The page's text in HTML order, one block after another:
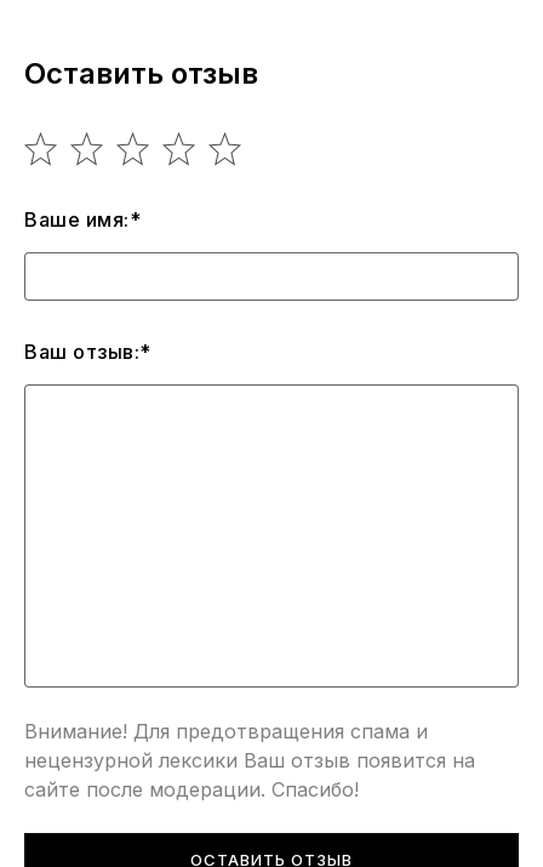
Оставить отзыв
Ваше имя:*
Ваш отзыв:*
Внимание! Для предотвращения спама и
нецензурной лексики Ваш отзыв появится на
сайте после модерации. Спасибо!
ОСТАВИТЬ ОТЗЫВ